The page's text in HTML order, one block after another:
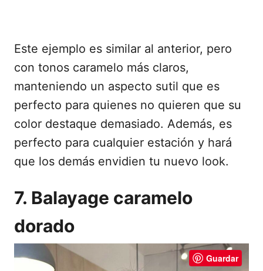
Este ejemplo es similar al anterior, pero
con tonos caramelo más claros,
manteniendo un aspecto sutil que es
perfecto para quienes no quieren que su
color destaque demasiado. Además, es
perfecto para cualquier estación y hará
que los demás envidien tu nuevo look.
7. Balayage caramelo
dorado
Guardar